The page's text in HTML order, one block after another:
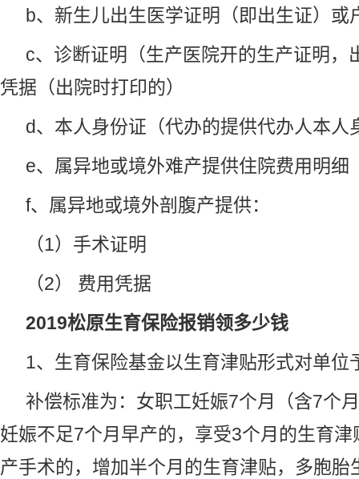
b、新生儿出生医学证明（即出生证）或
c、诊断证明（生产医院开的生产证明，
凭据（出院时打印的）
d、本人身份证（代办的提供代办人本人
e、属异地或境外难产提供住院费用明细
f、属异地或境外剖腹产提供：
（1）手术证明
（2） 费用凭据
2019松原生育保险报销领多少钱
1、生育保险基金以生育津贴形式对单位
补偿标准为：女职工妊娠7个月（含7个
妊娠不足7个月早产的，享受3个月的生育
产手术的，增加半个月的生育津贴，多胞胎